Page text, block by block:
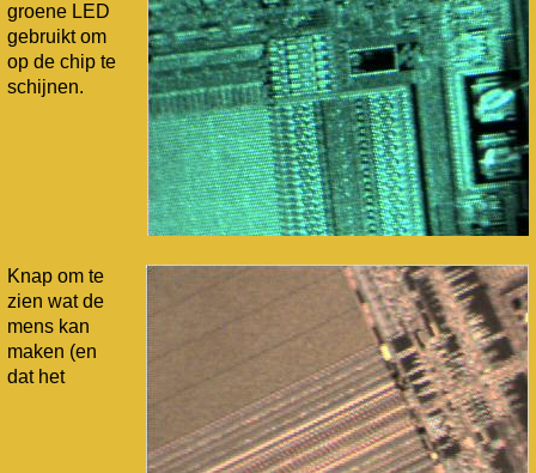
groene LED
gebruikt om
op de chip te
schijnen.
Knap om te
zien wat de
mens kan
maken (en
dat het